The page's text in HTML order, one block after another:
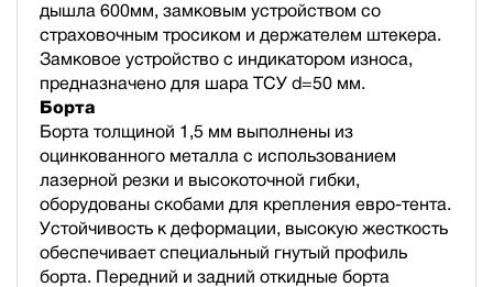
дышла 600мм, замковым устройством со
страховочным тросиком и держателем штекера.
Замковое устройство с индикатором износа,
предназначено для шара ТСУ d=50 мм.
Борта
Борта толщиной 1,5 мм выполнены из
оцинкованного металла с использованием
лазерной резки и высокоточной гибки,
оборудованы скобами для крепления евро-тента.
Устойчивость к деформации, высокую жесткость
обеспечивает специальный гнутый профиль
борта. Передний и задний откидные борта